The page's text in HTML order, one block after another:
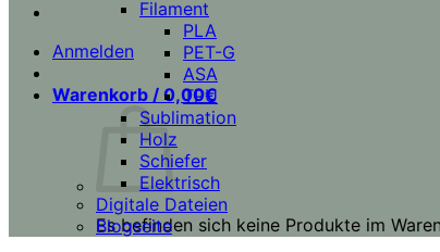
Anmelden
Warenkorb / 0,00€
Es befinden sich keine Produkte im
Filament
PLA
PET-G
ASA
TPU
Sublimation
Holz
Schiefer
Elektrisch
Digitale Dateien
Blogseite